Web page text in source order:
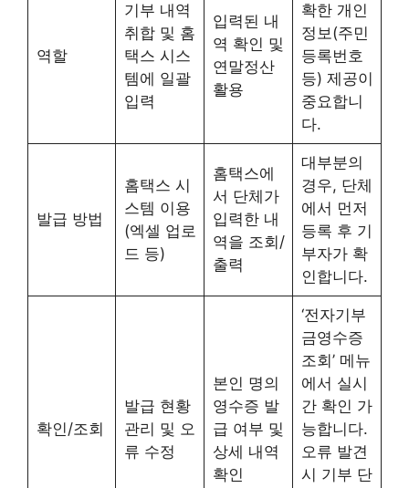
역할
기부 내역
취합 및 홈
택스 시스
템에 일괄
입력
입력된 내
역 확인 및
연말정산
활용
확한 개인
정보(주민
등록번호
등) 제공이
중요합니
다.
발급 방법
홈택스 시
스템 이용
(엑셀 업로
드 등)
홈택스에
서 단체가
입력한 내
역을 조회/
출력
대부분의
경우, 단체
에서 먼저
등록 후 기
부자가 확
인합니다.
확인/조회
발급 현황
관리 및 오
류 수정
본인 명의
영수증 발
급 여부 및
상세 내역
확인
‘전자기부
금영수증
조회’ 메뉴
에서 실시
간 확인 가
능합니다.
오류 발견
시 기부 단